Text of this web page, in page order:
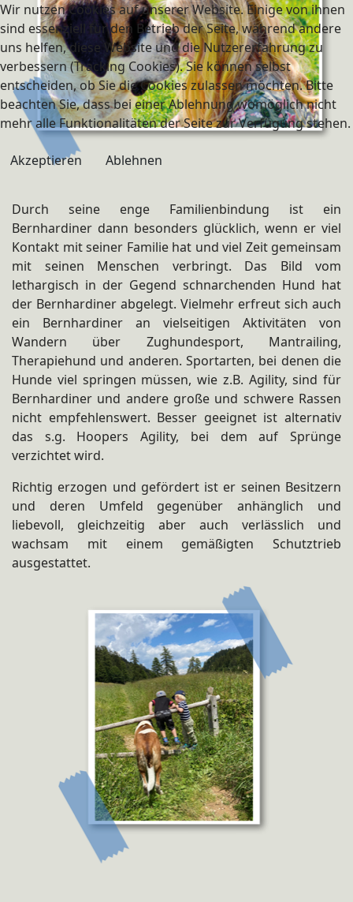
Durch seine enge Familienbindung ist ein
Bernhardiner dann besonders glücklich, wenn er viel
Kontakt mit seiner Familie hat und viel Zeit gemeinsam
mit seinen Menschen verbringt. Das Bild vom
lethargisch in der Gegend schnarchenden Hund hat
der Bernhardiner abgelegt. Vielmehr erfreut sich auch
ein Bernhardiner an vielseitigen Aktivitäten von
Wandern über Zughundesport, Mantrailing,
Therapiehund und anderen. Sportarten, bei denen die
Hunde viel springen müssen, wie z.B. Agility, sind für
Bernhardiner und andere große und schwere Rassen
nicht empfehlenswert. Besser geeignet ist alternativ
das s.g. Hoopers Agility, bei dem auf Sprünge
verzichtet wird.
Richtig erzogen und gefördert ist er seinen Besitzern
und deren Umfeld gegenüber anhänglich und
liebevoll, gleichzeitig aber auch verlässlich und
wachsam mit einem gemäßigten Schutztrieb
ausgestattet.
Wir nutzen Cookies auf unserer Website. Einige von ihnen
sind essenziell für den Betrieb der Seite, während andere
uns helfen, diese Website und die Nutzererfahrung zu
verbessern (Tracking Cookies). Sie können selbst
entscheiden, ob Sie die Cookies zulassen möchten. Bitte
beachten Sie, dass bei einer Ablehnung womöglich nicht
mehr alle Funktionalitäten der Seite zur Verfügung stehen.
Akzeptieren Ablehnen